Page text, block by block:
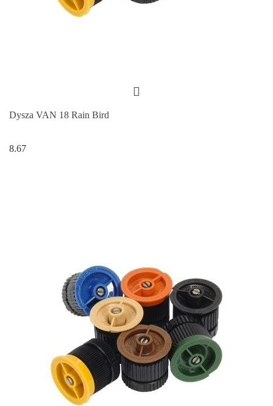
Dysza VAN 18 Rain Bird
8.67